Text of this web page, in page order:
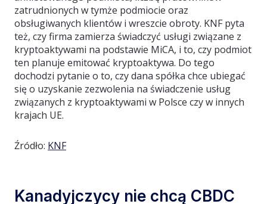
zatrudnionych w tymże podmiocie oraz
obsługiwanych klientów i wreszcie obroty. KNF pyta
też, czy firma zamierza świadczyć usługi związane z
kryptoaktywami na podstawie MiCA, i to, czy podmiot
ten planuje emitować kryptoaktywa. Do tego
dochodzi pytanie o to, czy dana spółka chce ubiegać
się o uzyskanie zezwolenia na świadczenie usług
związanych z kryptoaktywami w Polsce czy w innych
krajach UE.
Źródło: KNF
Kanadyjczycy nie chcą CBDC